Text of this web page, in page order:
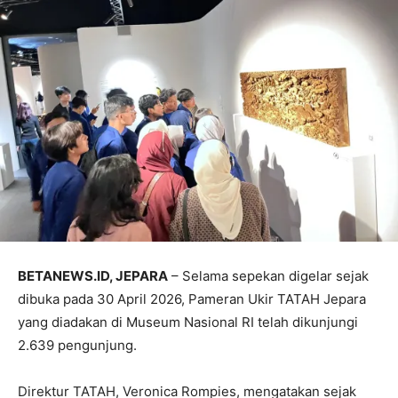
BETANEWS.ID, JEPARA – Selama sepekan digelar sejak
dibuka pada 30 April 2026, Pameran Ukir TATAH Jepara
yang diadakan di Museum Nasional RI telah dikunjungi
2.639 pengunjung.
Direktur TATAH, Veronica Rompies, mengatakan sejak